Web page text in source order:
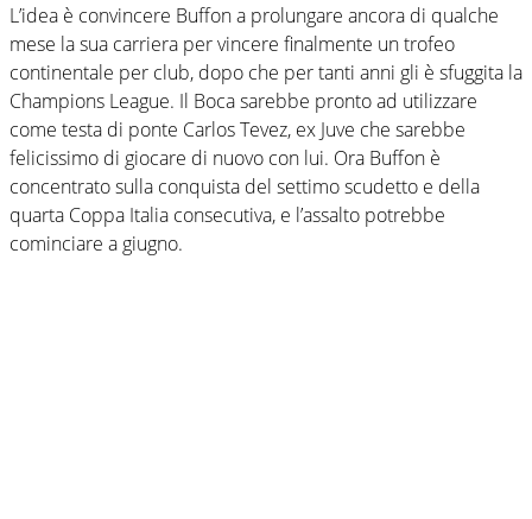
L’idea è convincere Buffon a prolungare ancora di qualche
mese la sua carriera per vincere finalmente un trofeo
continentale per club, dopo che per tanti anni gli è sfuggita la
Champions League. Il Boca sarebbe pronto ad utilizzare
come testa di ponte Carlos Tevez, ex Juve che sarebbe
felicissimo di giocare di nuovo con lui. Ora Buffon è
concentrato sulla conquista del settimo scudetto e della
quarta Coppa Italia consecutiva, e l’assalto potrebbe
cominciare a giugno.